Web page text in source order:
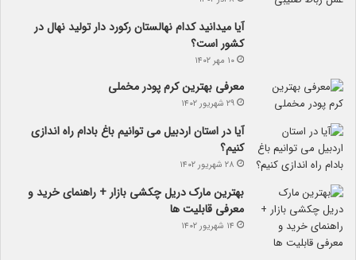
آیا می­دانید کدام نهالستان رکورد دار تولید نهال­ در
کشور است؟
۱۰ مهر ۱۴۰۲
معرفی بهترین کرم پودر مخملی
۲۹ شهریور ۱۴۰۲
آیا در استان اردبیل می توانیم باغ بادام راه اندازی
کنیم؟
۲۸ شهریور ۱۴۰۲
بهترین مارک دریل چکشی بازار + راهنمای خرید و
معرفی قابلیت ها
۱۴ شهریور ۱۴۰۲